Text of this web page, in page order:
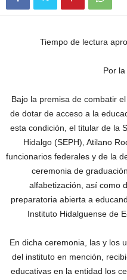
Tiempo de lectura
Por
Bajo la premisa de combatir
de dotar de acceso a la
esta condición, el titular de la
Hidalgo (SEPH), Atilano
funcionarios federales y de la
ceremonia de
alfabetización, así como
preparatoria abierta a
Instituto Hidalguense de
En dicha ceremonia, las y los
del instituto en mención,
educativas en la entidad los